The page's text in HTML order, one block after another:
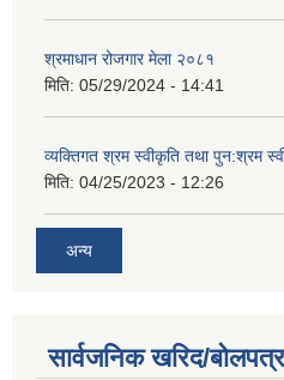
श्रमाधान रोजगार मेला २०८१
मिति: 05/29/2024 - 14:41
व्यक्तिगत श्रम स्वीकृति तथा पुन:श्रम
मिति: 04/25/2023 - 12:26
अन्य
सार्वजनिक खरिद/